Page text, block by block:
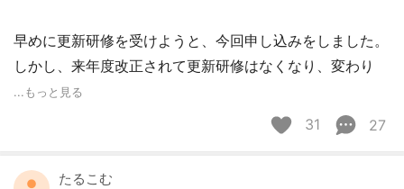
早めに更新研修を受けようと、今回申し込みをしました。
しかし、来年度改正されて更新研修はなくなり、変わり
...もっと見る
31 27
たるこむ